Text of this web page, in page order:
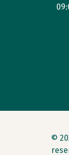
©